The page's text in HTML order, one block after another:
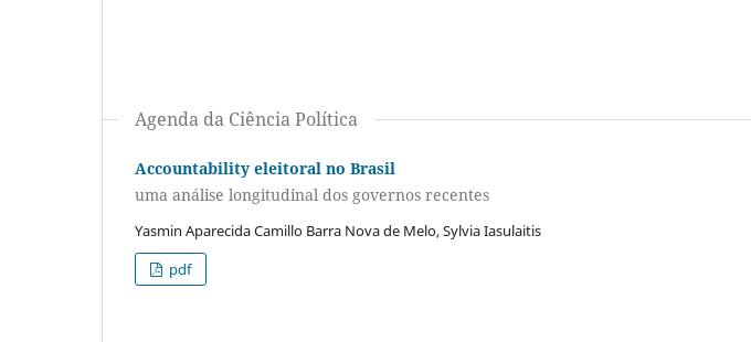
Agenda da Ciência Política
Accountability eleitoral no Brasil
uma análise longitudinal dos governos recentes
Yasmin Aparecida Camillo Barra Nova de Melo, Sylvia Iasulaitis
pdf